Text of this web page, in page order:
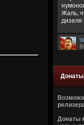
Жаль,
дизеля
улице
шапке
Донаты
Донаты